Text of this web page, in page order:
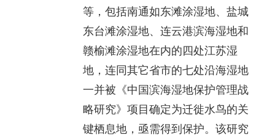
等，包括南通如东滩涂湿地、盐城
东台滩涂湿地、连云港滨海湿地和
赣榆滩涂湿地在内的四处江苏湿
地，连同其它省市的七处沿海湿地
一并被《中国滨海湿地保护管理战
略研究》项目确定为迁徙水鸟的关
键栖息地，亟需得到保护。该研究